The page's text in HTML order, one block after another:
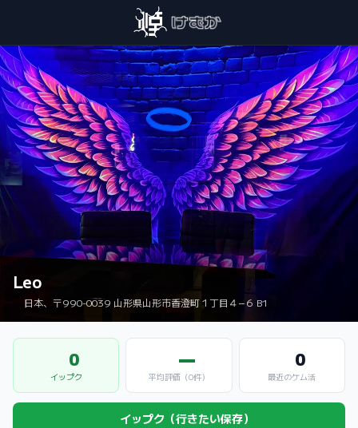
Leo
日本、〒990-0039 山形県山形市香澄町１丁目４−６ B1
0
イップク
—
平均評価（0件）
0
最近のケム活
イップク（行きたい保存）